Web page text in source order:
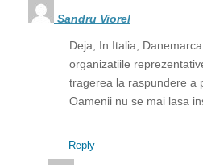
Sandru Viorel
Deja, In Italia,
organizatiile
tragerea la raspundere a
Oamenii nu se mai lasa
Reply